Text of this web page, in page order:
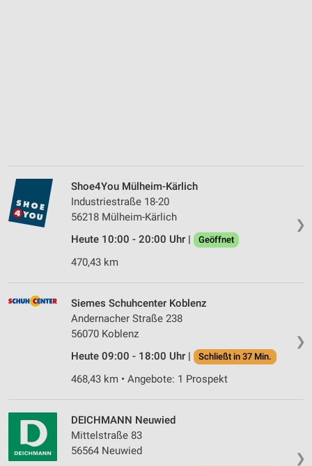
❯
Shoe4You Mülheim-Kärlich
Industriestraße 18-20
56218 Mülheim-Kärlich
Heute 10:00 - 20:00 Uhr |
Geöffnet
470,43 km
❯
Siemes Schuhcenter Koblenz
Andernacher Straße 238
56070 Koblenz
Heute 09:00 - 18:00 Uhr |
Schließt in 37 Min.
468,43 km • Angebote: 1 Prospekt
❯
DEICHMANN Neuwied
Mittelstraße 83
56564 Neuwied